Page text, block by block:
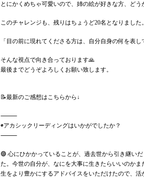
とにかくめちゃ可愛いので、姉の絵が好きな方、ど
このチャレンジも、残りはちょうど20名となりました。
「目の前に現れてくださる方は、自分自身の何を表し
そんな視点で向き合っております🙏
最後までどうぞよろしくお願い致します。
📝最新のご感想はこちらから↓
⸻
◉アカシックリーディングはいかがでしたか？
⸻
🟣 心にひかかっていることが、過去世から引き継い
た。今世の自分が、なにを大事に生きたらいいのか
生をより豊かにするアドバイスをいただけたので、活